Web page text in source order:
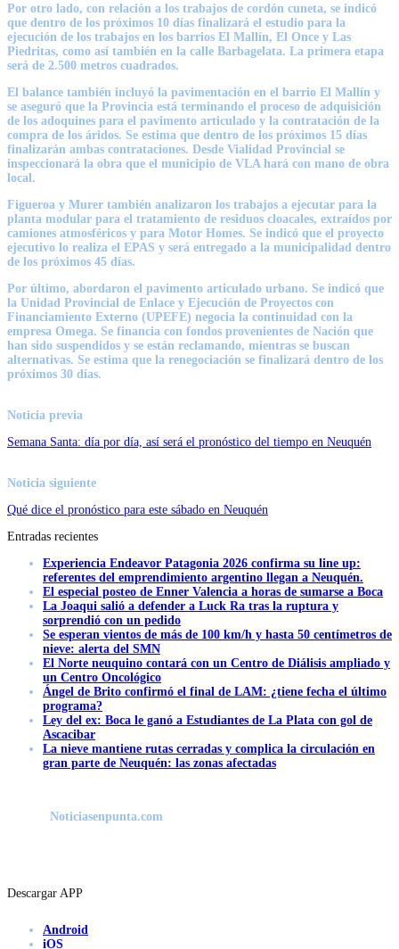
Por otro lado, con relación a los trabajos de cordón cuneta, se indicó
que dentro de los próximos 10 días finalizará el estudio para la
ejecución de los trabajos en los barrios El Mallín, El Once y Las
Piedritas, como así también en la calle Barbagelata. La primera etapa
será de 2.500 metros cuadrados.
El balance también incluyó la pavimentación en el barrio El Mallín y
se aseguró que la Provincia está terminando el proceso de adquisición
de los adoquines para el pavimento articulado y la contratación de la
compra de los áridos. Se estima que dentro de los próximos 15 días
finalizarán ambas contrataciones. Desde Vialidad Provincial se
inspeccionará la obra que el municipio de VLA hará con mano de obra
local.
Figueroa y Murer también analizaron los trabajos a ejecutar para la
planta modular para el tratamiento de residuos cloacales, extraídos por
camiones atmosféricos y para Motor Homes. Se indicó que el proyecto
ejecutivo lo realiza el EPAS y será entregado a la municipalidad dentro
de los próximos 45 días.
Por último, abordaron el pavimento articulado urbano. Se indicó que
la Unidad Provincial de Enlace y Ejecución de Proyectos con
Financiamiento Externo (UPEFE) negocia la continuidad con la
empresa Omega. Se financia con fondos provenientes de Nación que
han sido suspendidos y se están reclamando, mientras se buscan
alternativas. Se estima que la renegociación se finalizará dentro de los
próximos 30 días.
Noticia previa
Semana Santa: día por día, así será el pronóstico del tiempo en Neuquén
Noticia siguiente
Qué dice el pronóstico para este sábado en Neuquén
Entradas recientes
Experiencia Endeavor Patagonia 2026 confirma su line up:
referentes del emprendimiento argentino llegan a Neuquén.
El especial posteo de Enner Valencia a horas de sumarse a Boca
La Joaqui salió a defender a Luck Ra tras la ruptura y
sorprendió con un pedido
Se esperan vientos de más de 100 km/h y hasta 50 centímetros de
nieve: alerta del SMN
El Norte neuquino contará con un Centro de Diálisis ampliado y
un Centro Oncológico
Ángel de Brito confirmó el final de LAM: ¿tiene fecha el último
programa?
Ley del ex: Boca le ganó a Estudiantes de La Plata con gol de
Ascacibar
La nieve mantiene rutas cerradas y complica la circulación en
gran parte de Neuquén: las zonas afectadas
Noticiasenpunta.com
Descargar APP
Android
iOS